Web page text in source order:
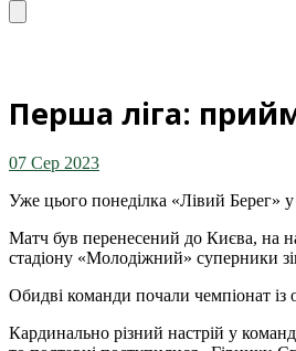
Перша ліга:
07 Сер 2023
Уже цього понеділка «Лівий Берег»
Матч був перенесений до Києва, на
стадіону «Молодіжний» суперники
Обидві команди почали чемпіонат
Кардинально різний настрій у